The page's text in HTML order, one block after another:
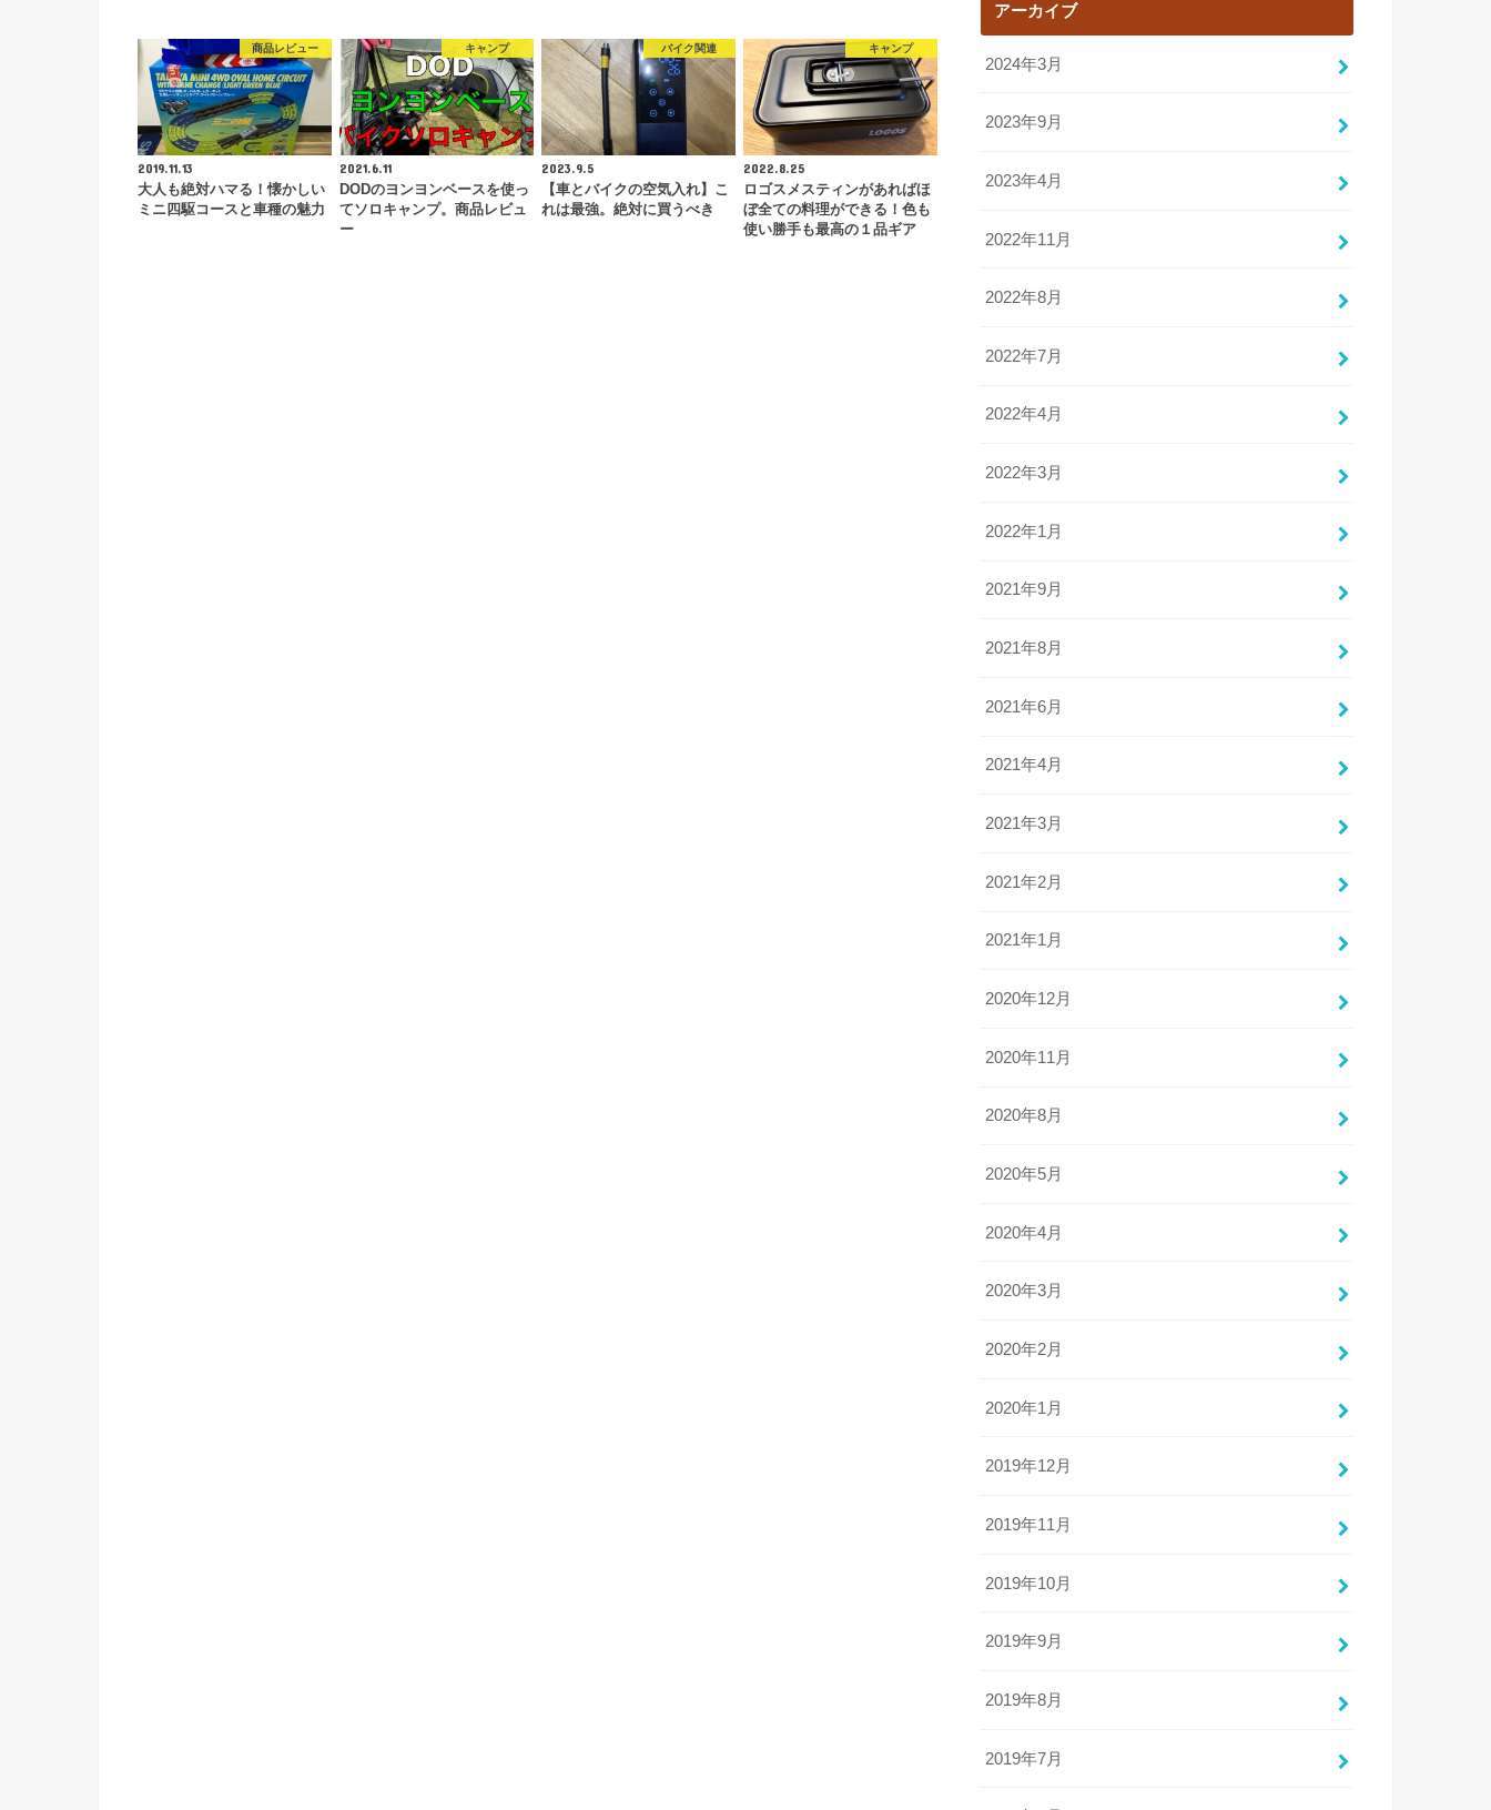
商品レビュー
2019.11.13
大人も絶対ハマる！懐かしい
ミニ四駆コースと車種の魅力
キャンプ
2021.6.11
DODのヨンヨンベースを使っ
てソロキャンプ。商品レビュ
ー
バイク関連
2023.9.5
【車とバイクの空気入れ】こ
れは最強。絶対に買うべき
キャンプ
2022.8.25
ロゴスメスティンがあればほ
ぼ全ての料理ができる！色も
使い勝手も最高の１品ギア
アーカイブ
2024年3月
2023年9月
2023年4月
2022年11月
2022年8月
2022年7月
2022年4月
2022年3月
2022年1月
2021年9月
2021年8月
2021年6月
2021年4月
2021年3月
2021年2月
2021年1月
2020年12月
2020年11月
2020年8月
2020年5月
2020年4月
2020年3月
2020年2月
2020年1月
2019年12月
2019年11月
2019年10月
2019年9月
2019年8月
2019年7月